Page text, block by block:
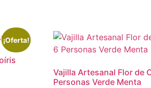
¡Oferta!
Vajilla Artesanal Flor de
Personas Verde Menta